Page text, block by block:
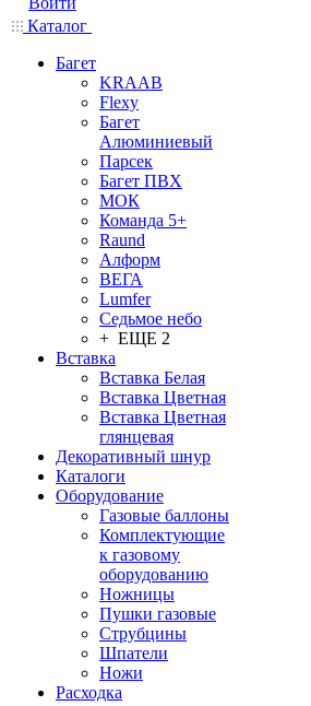
Каталог
Багет
KRAAB
Flexy
Багет
Алюминиевый
Парсек
Багет ПВХ
МОК
Команда 5+
Raund
Алформ
ВЕГА
Lumfer
Седьмое небо
+ ЕЩЕ 2
Вставка
Вставка Белая
Вставка Цветная
Вставка Цветная
глянцевая
Декоративный шнур
Каталоги
Оборудование
Газовые баллоны
Комплектующие
к газовому
оборудованию
Ножницы
Пушки газовые
Струбцины
Шпатели
Ножи
Расходка